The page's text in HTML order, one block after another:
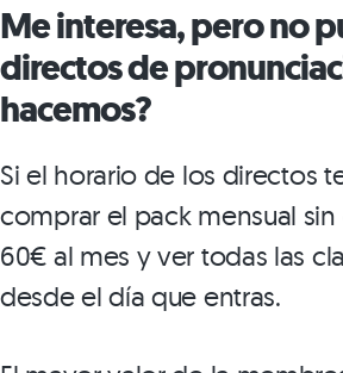
Me interesa, pero no
directos de
hacemos?
Si el horario de los directos
comprar el pack mensual
60€ al mes y ver todas las
desde el día que entras.